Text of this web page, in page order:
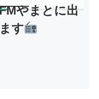
やまとに出
ます